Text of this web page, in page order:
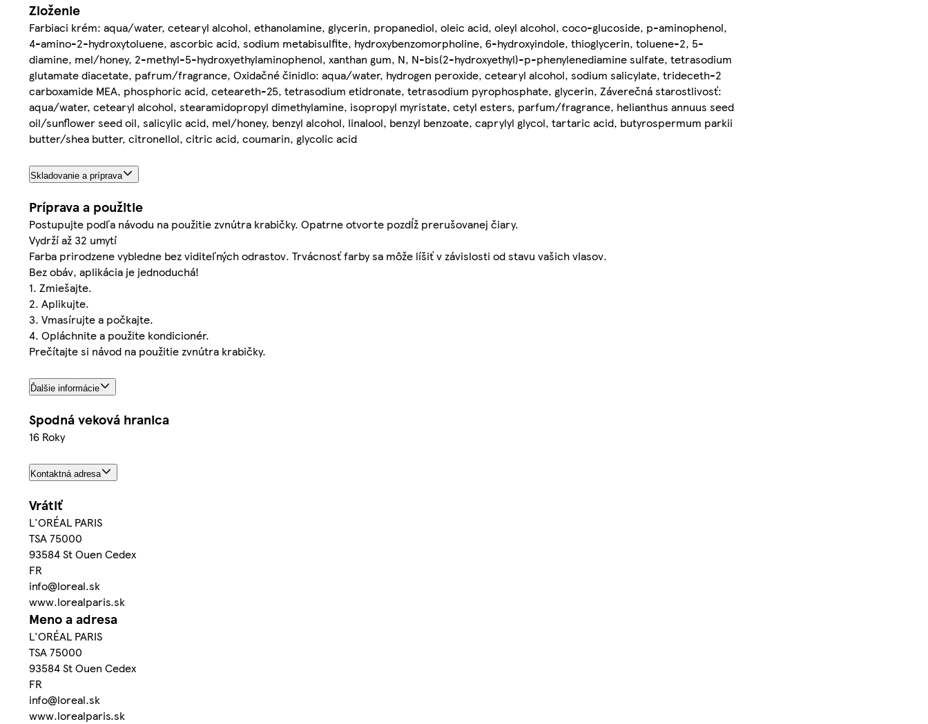
Zloženie
Farbiaci krém: aqua/water, cetearyl alcohol, ethanolamine, glycerin, propanediol, oleic acid, oleyl alcohol, coco-glucoside, p-aminophenol,
4-amino-2-hydroxytoluene, ascorbic acid, sodium metabisulfite, hydroxybenzomorpholine, 6-hydroxyindole, thioglycerin, toluene-2, 5-
diamine, mel/honey, 2-methyl-5-hydroxyethylaminophenol, xanthan gum, N, N-bis(2-hydroxyethyl)-p-phenylenediamine sulfate, tetrasodium
glutamate diacetate, pafrum/fragrance, Oxidačné činidlo: aqua/water, hydrogen peroxide, cetearyl alcohol, sodium salicylate, trideceth-2
carboxamide MEA, phosphoric acid, ceteareth-25, tetrasodium etidronate, tetrasodium pyrophosphate, glycerin, Záverečná starostlivosť:
aqua/water, cetearyl alcohol, stearamidopropyl dimethylamine, isopropyl myristate, cetyl esters, parfum/fragrance, helianthus annuus seed
oil/sunflower seed oil, salicylic acid, mel/honey, benzyl alcohol, linalool, benzyl benzoate, caprylyl glycol, tartaric acid, butyrospermum parkii
butter/shea butter, citronellol, citric acid, coumarin, glycolic acid
Skladovanie a príprava
Príprava a použitie
Postupujte podľa návodu na použitie zvnútra krabičky. Opatrne otvorte pozdĺž prerušovanej čiary.
Vydrží až 32 umytí
Farba prirodzene vybledne bez viditeľných odrastov. Trvácnosť farby sa môže líšiť v závislosti od stavu vašich vlasov.
Bez obáv, aplikácia je jednoduchá!
1. Zmiešajte.
2. Aplikujte.
3. Vmasírujte a počkajte.
4. Opláchnite a použite kondicionér.
Prečítajte si návod na použitie zvnútra krabičky.
Ďalšie informácie
Spodná veková hranica
16 Roky
Kontaktná adresa
Vrátiť
L'ORÉAL PARIS
TSA 75000
93584 St Ouen Cedex
FR
info@loreal.sk
www.lorealparis.sk
Meno a adresa
L'ORÉAL PARIS
TSA 75000
93584 St Ouen Cedex
FR
info@loreal.sk
www.lorealparis.sk